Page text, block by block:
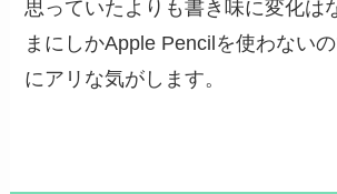
思っていたよりも書き味に変化は
まにしかApple Pencilを使わない
にアリな気がします。